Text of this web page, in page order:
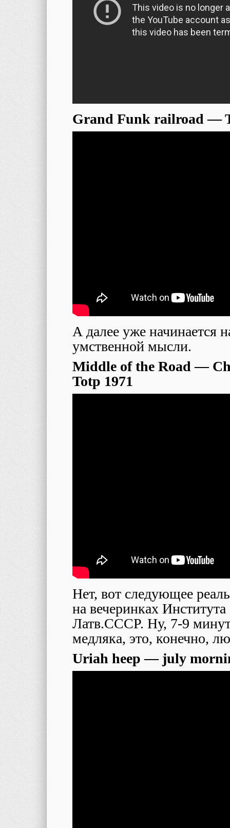
Grand Funk railroad —
А далее уже начинается
умственной мысли.
Middle of the Road —
Totp 1971
Нет, вот следующее
на вечеринках
Латв.СССР. Ну, 7-9 минут
медляка, это, конечно,
Uriah heep — july